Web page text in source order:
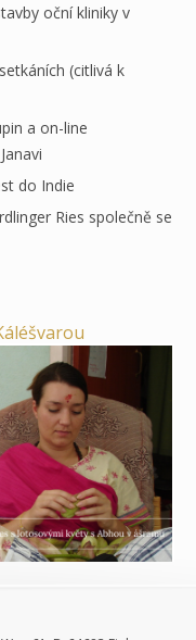
oční kliniky v
(citlivá k
a on-line
do Indie
Ries společně se